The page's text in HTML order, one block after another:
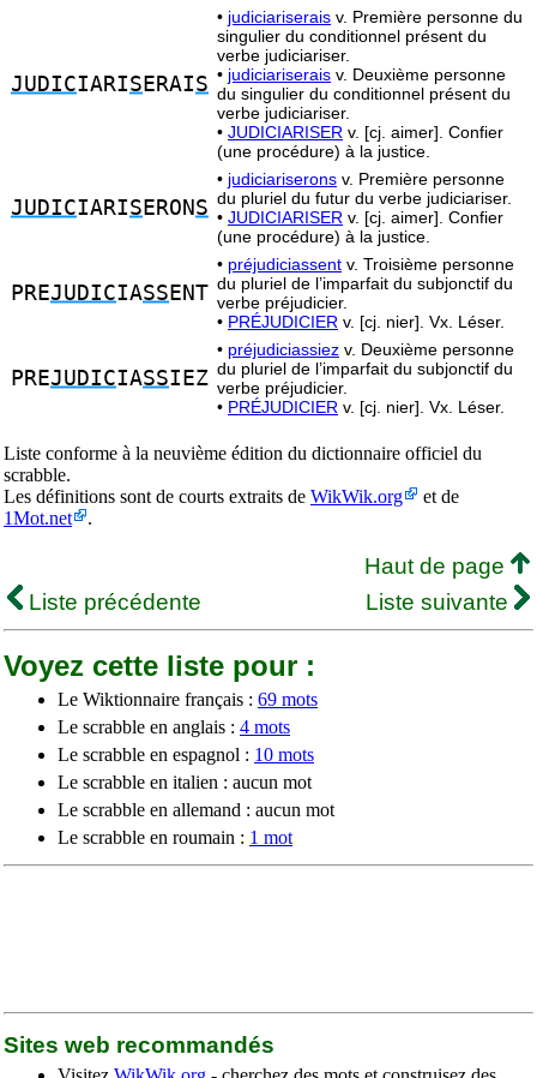
JUDICIARIS ERAIS
• judiciariserais v. Première personne du
singulier du conditionnel présent du
verbe judiciariser.
• judiciariserais v. Deuxième personne
du singulier du conditionnel présent du
verbe judiciariser.
• JUDICIARISER v. [cj. aimer]. Confier
(une procédure) à la justice.
JUDICIARIS ERON S
• judiciariserons v. Première personne
du pluriel du futur du verbe judiciariser.
• JUDICIARISER v. [cj. aimer]. Confier
(une procédure) à la justice.
PREJUDICIASS ENT
• préjudiciassent v. Troisième personne
du pluriel de l’imparfait du subjonctif du
verbe préjudicier.
• PRÉJUDICIER v. [cj. nier]. Vx. Léser.
PREJUDICIASSIEZ
• préjudiciassiez v. Deuxième personne
du pluriel de l’imparfait du subjonctif du
verbe préjudicier.
• PRÉJUDICIER v. [cj. nier]. Vx. Léser.
Liste conforme à la neuvième édition du dictionnaire officiel du
scrabble.
Les définitions sont de courts extraits de WikWik.org
et de
1Mot.net
.
Haut de page
Liste précédente
Liste suivante
Voyez cette liste pour :
Le Wiktionnaire français : 69 mots
Le scrabble en anglais : 4 mots
Le scrabble en espagnol : 10 mots
Le scrabble en italien : aucun mot
Le scrabble en allemand : aucun mot
Le scrabble en roumain : 1 mot
Sites web recommandés